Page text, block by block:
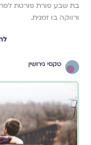
בת שבע פורת פורטת
ורווקה בו זמנית.
טקסי גירושין